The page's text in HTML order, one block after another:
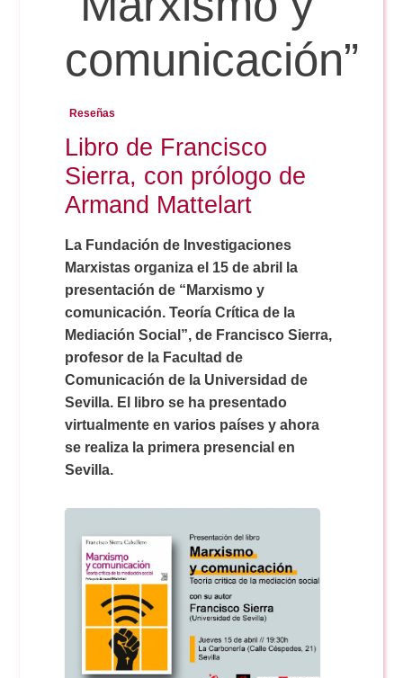
Reservas
Calendario Lectivo
Horarios
Periodismo
Publicidad y RR.PP
Comunicación Audiovisual
Doble Grado PER/CAV
Exámenes Grado
Periodismo
Publicidad y RR.PP
Comunicación Audiovisual
Doble Grado PER/CAV
Secretaría Virtual
#miTFG
#YoPractico
Boletines
comunicación”
Reseñas
Libro de Francisco
Sierra, con prólogo de
Armand Mattelart
La Fundación de Investigaciones
Marxistas organiza el 15 de abril la
presentación de “Marxismo y
comunicación. Teoría Crítica de la
Mediación Social”, de Francisco Sierra,
profesor de la Facultad de
Comunicación de la Universidad de
Sevilla. El libro se ha presentado
virtualmente en varios países y ahora
se realiza la primera presencial en
Sevilla.